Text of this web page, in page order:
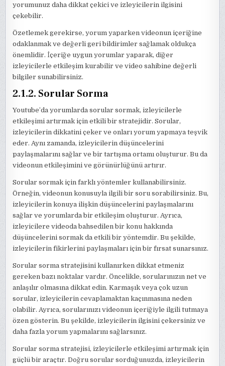
yorumunuz daha dikkat çekici ve izleyicilerin ilgisini
çekebilir.
Özetlemek gerekirse, yorum yaparken videonun içeriğine
odaklanmak ve değerli geri bildirimler sağlamak oldukça
önemlidir. İçeriğe uygun yorumlar yaparak, diğer
izleyicilerle etkileşim kurabilir ve video sahibine değerli
bilgiler sunabilirsiniz.
2.1.2. Sorular Sorma
Youtube’da yorumlarda sorular sormak, izleyicilerle
etkileşimi artırmak için etkili bir stratejidir. Sorular,
izleyicilerin dikkatini çeker ve onları yorum yapmaya teşvik
eder. Aynı zamanda, izleyicilerin düşüncelerini
paylaşmalarını sağlar ve bir tartışma ortamı oluşturur. Bu da
videonun etkileşimini ve görünürlüğünü artırır.
Sorular sormak için farklı yöntemler kullanabilirsiniz.
Örneğin, videonun konusuyla ilgili bir soru sorabilirsiniz. Bu,
izleyicilerin konuya ilişkin düşüncelerini paylaşmalarını
sağlar ve yorumlarda bir etkileşim oluşturur. Ayrıca,
izleyicilere videoda bahsedilen bir konu hakkında
düşüncelerini sormak da etkili bir yöntemdir. Bu şekilde,
izleyicilerin fikirlerini paylaşmaları için bir fırsat sunarsınız.
Sorular sorma stratejisini kullanırken dikkat etmeniz
gereken bazı noktalar vardır. Öncelikle, sorularınızın net ve
anlaşılır olmasına dikkat edin. Karmaşık veya çok uzun
sorular, izleyicilerin cevaplamaktan kaçınmasına neden
olabilir. Ayrıca, sorularınızı videonun içeriğiyle ilgili tutmaya
özen gösterin. Bu şekilde, izleyicilerin ilgisini çekersiniz ve
daha fazla yorum yapmalarını sağlarsınız.
Sorular sorma stratejisi, izleyicilerle etkileşimi artırmak için
güçlü bir araçtır. Doğru sorular sorduğunuzda, izleyicilerin